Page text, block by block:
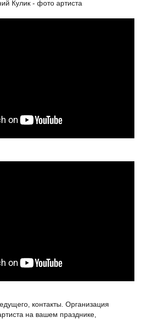
контакты. Организация
на вашем празднике,